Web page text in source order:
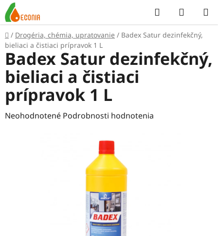
Prejsť
na
obsah
Hľadať
KOŠÍK
Domov
/ Drogéria, chémia, upratovanie / Badex Satur dezinfekčný,
bieliaci a čistiaci prípravok 1 L
Badex Satur dezinfekčný,
bieliaci a čistiaci
prípravok 1 L
Priemerné
Neohodnotené Podrobnosti hodnotenia